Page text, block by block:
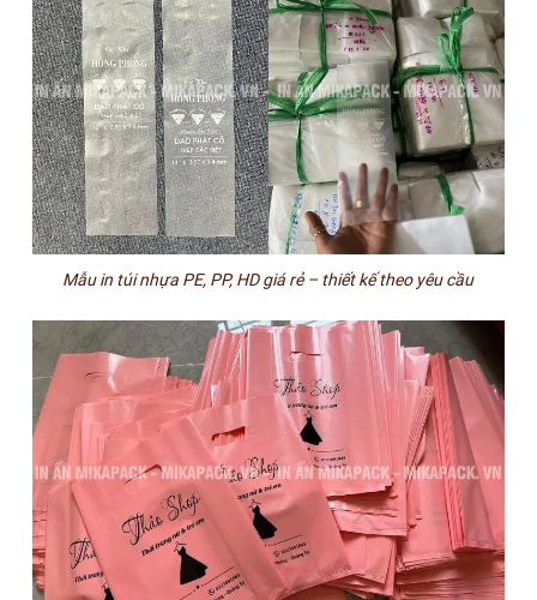
Mẫu in túi nhựa PE, PP, HD giá rẻ – thiết kế theo yêu cầu